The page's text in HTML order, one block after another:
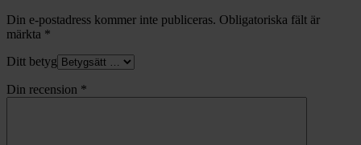
Din e-postadress kommer inte publiceras. Obligatoriska fält är
märkta *
Ditt betyg
Din recension *